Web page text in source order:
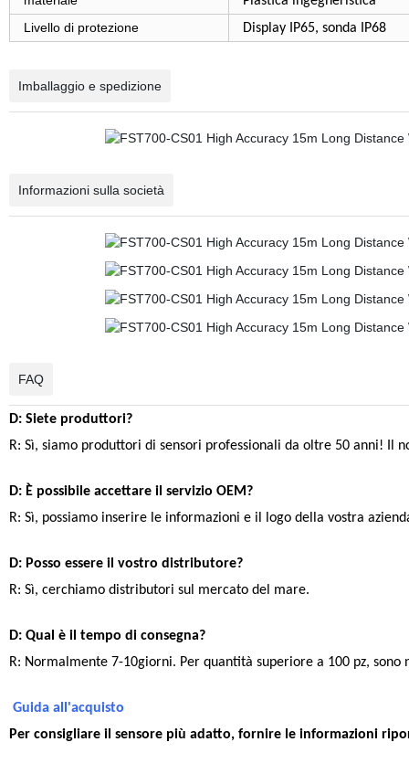
Livello di protezione
Display IP65, sonda IP68
Imballaggio e spedizione
Informazioni sulla società
FAQ
D: Siete produttori?
R: Sì, siamo produttori di sensori professionali da oltre 50 anni! Il
D: È possibile accettare il servizio OEM?
R: Sì, possiamo inserire le informazioni e il logo della vostra
D: Posso essere il vostro distributore?
R: Sì, cerchiamo distributori sul mercato del mare.
D: Qual è il tempo di consegna?
R: Normalmente 7-10giorni. Per quantità superiore a 100 pz,
Guida all'acquisto
Per consigliare il sensore più adatto, fornire le informazioni